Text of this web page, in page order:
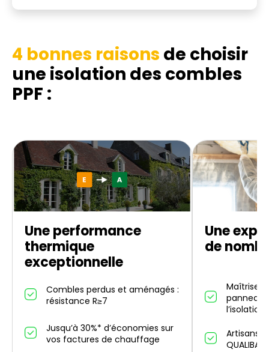
4 bonnes raisons de choisir
une isolation des combles
PPF :
Une performance
thermique
exceptionnelle
Combles perdus et aménagés :
résistance R≥7
Jusqu’à 30%* d’économies sur
vos factures de chauffage
Une
de
Maîtrise
Artisans
QUALIBAT